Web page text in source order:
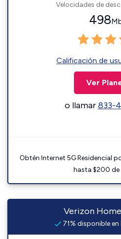
Velocidades de
498
Calificación de
Ver
o llamar833-
Obtén Internet 5G Residencial
hasta $200 de
Verizon
71% disponible en